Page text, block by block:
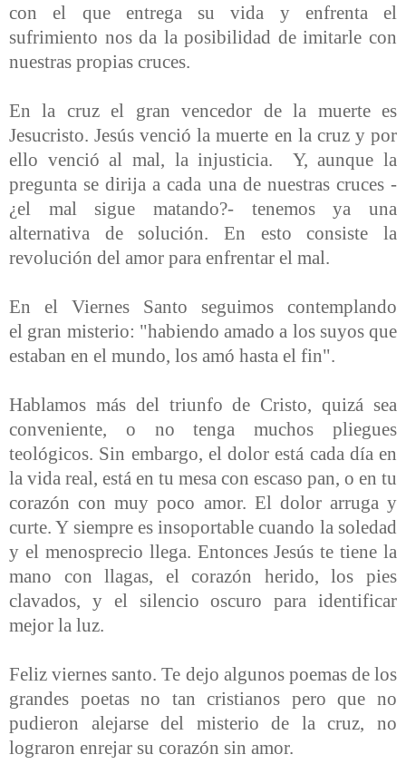
con el que entrega su vida y enfrenta el
sufrimiento nos da la posibilidad de imitarle con
nuestras propias cruces.
En la cruz el gran vencedor de la muerte es
Jesucristo. Jesús venció la muerte en la cruz y por
ello venció al mal, la injusticia. Y, aunque la
pregunta se dirija a cada una de nuestras cruces -
¿el mal sigue matando?- tenemos ya una
alternativa de solución. En esto consiste la
revolución del amor para enfrentar el mal.
En el Viernes Santo seguimos contemplando
el gran misterio: "habiendo amado a los suyos que
estaban en el mundo, los amó hasta el fin".
Hablamos más del triunfo de Cristo, quizá sea
conveniente, o no tenga muchos pliegues
teológicos. Sin embargo, el dolor está cada día en
la vida real, está en tu mesa con escaso pan, o en tu
corazón con muy poco amor. El dolor arruga y
curte. Y siempre es insoportable cuando la soledad
y el menosprecio llega. Entonces Jesús te tiene la
mano con llagas, el corazón herido, los pies
clavados, y el silencio oscuro para identificar
mejor la luz.
Feliz viernes santo. Te dejo algunos poemas de los
grandes poetas no tan cristianos pero que no
pudieron alejarse del misterio de la cruz, no
lograron enrejar su corazón sin amor.